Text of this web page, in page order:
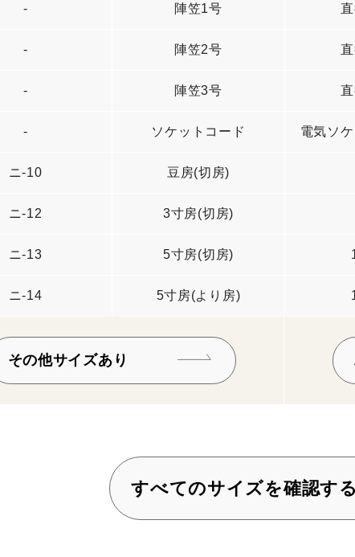
- 陣笠1号
- 陣笠2号
- 陣笠3号
- ソケットコード 電気ソ
ニ-10 豆房(切房)
ニ-12 3寸房(切房)
ニ-13 5寸房(切房)
ニ-14 5寸房(より房)
その他サイズあり
すべてのサイズを確認する